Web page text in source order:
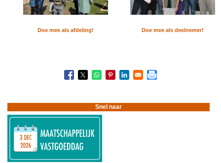
Doe mee als afdeling! Doe mee als deelnemer!
Snel naar